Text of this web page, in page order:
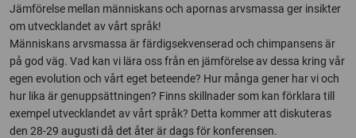
Jämförelse mellan människans och apornas arvsmassa ger insikter
om utvecklandet av vårt språk!
Människans arvsmassa är färdigsekvenserad och chimpansens är
på god väg. Vad kan vi lära oss från en jämförelse av dessa kring vår
egen evolution och vårt eget beteende? Hur många gener har vi och
hur lika är genuppsättningen? Finns skillnader som kan förklara till
exempel utvecklandet av vårt språk? Detta kommer att diskuteras
den 28-29 augusti då det åter är dags för konferensen.